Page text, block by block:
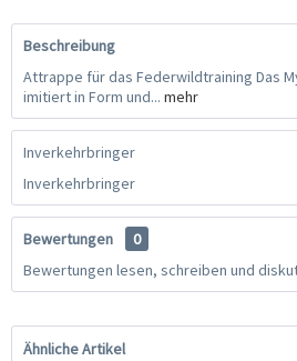
Beschreibung
Attrappe für das Federwildtraining Das
imitiert in Form und... mehr
Inverkehrbringer
Inverkehrbringer
Bewertungen
0
Bewertungen lesen, schreiben und
Ähnliche Artikel